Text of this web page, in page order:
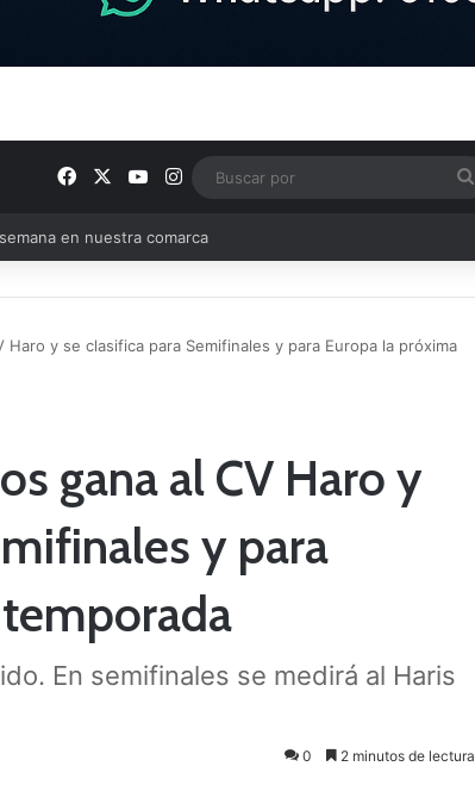
FacebookYouTube
Instagram
Tercera RFEF
Haro y se clasifica para Semifinales y para Europa la próxima
gana al CV Haro y
y para
En semifinales se medirá al Haris
0 2 minutos de lectura